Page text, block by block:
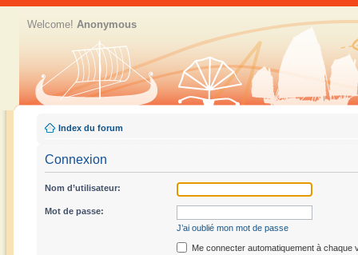
Welcome! Anonymous
Index du forum
Connexion
Nom d’utilisateur:
Mot de passe:
J’ai oublié mon mot de passe
Me connecter automatiquement à chaque